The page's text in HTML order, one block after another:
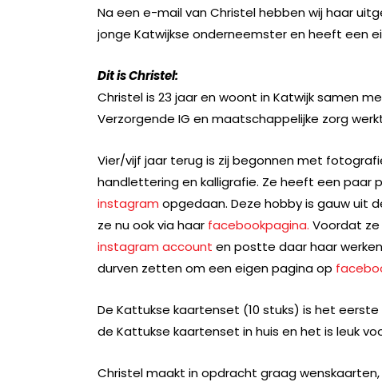
Na een e-mail van Christel hebben wij haar
jonge Katwijkse onderneemster en heeft een
Dit is Christel:
Christel is 23 jaar en woont in Katwijk samen
Verzorgende IG en maatschappelijke zorg
Vier/vijf jaar terug is zij begonnen met
handlettering en kalligrafie. Ze heeft een paar
instagram opgedaan. Deze hobby is gauw uit
ze nu ook via haar facebookpagina. Voordat
instagram account en postte daar haar
durven zetten om een eigen pagina op
De Kattukse kaartenset (10 stuks) is het
de Kattukse kaartenset in huis en het is leuk
Christel maakt in opdracht graag